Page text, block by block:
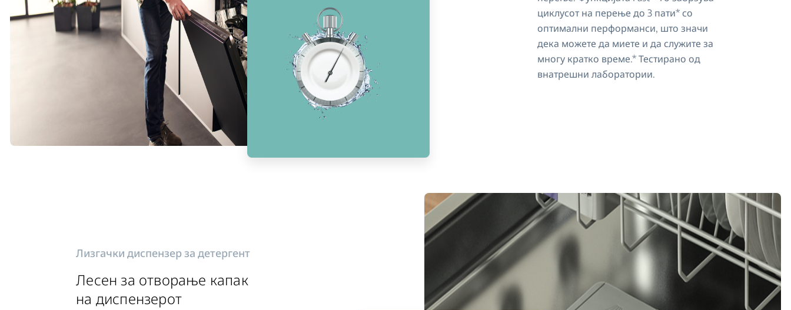
циклусот на перење до 3 пати* со
оптимални перформанси, што значи
дека можете да миете и да служите за
многу кратко време.* Тестирано од
внатрешни лаборатории.
Лизгачки диспензер за детергент
Лесен за отворање капак
на диспензерот